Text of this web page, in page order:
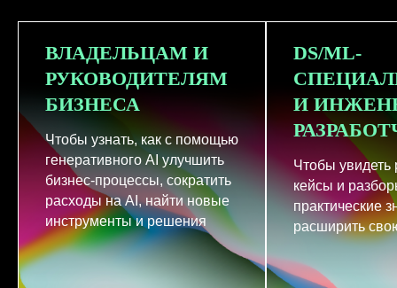
ВЛАДЕЛЬЦАМ И
РУКОВОДИТЕЛЯМ
БИЗНЕСА
Чтобы узнать, как с помощью
генеративного AI улучшить
бизнес-процессы, сократить
расходы на AI, найти новые
инструменты и решения
DS/ML-
И
Чтобы увидеть
кейсы и
практические
расширить